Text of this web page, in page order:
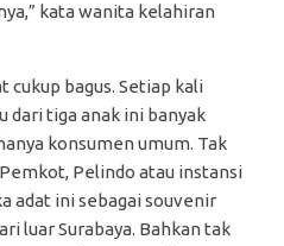
kata wanita kelahiran
cukup bagus. Setiap kali
dari tiga anak ini banyak
konsumen umum. Tak
Pelindo atau instansi
adat ini sebagai souvenir
luar Surabaya. Bahkan tak